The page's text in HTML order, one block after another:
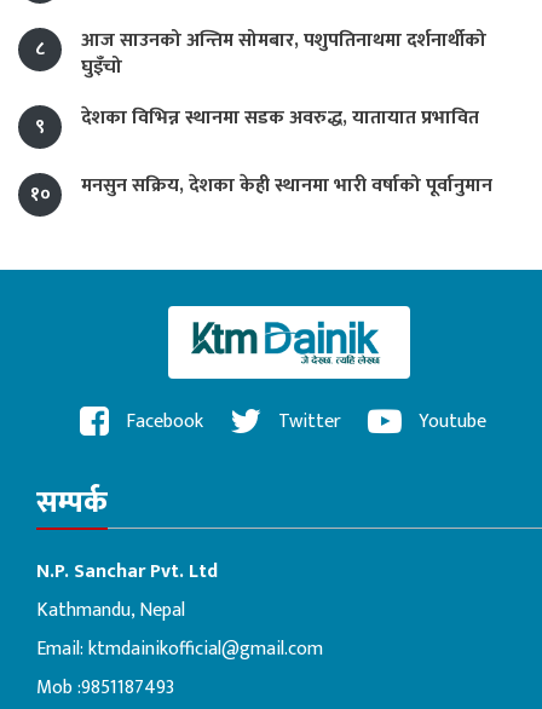
८
आज साउनको अन्तिम सोमबार, पशुपतिनाथमा दर्शनार्थीको
घुइँचो
९
देशका विभिन्न स्थानमा सडक अवरुद्ध, यातायात प्रभावित
१० मनसुन सक्रिय, देशका केही स्थानमा भारी वर्षाको पूर्वानुमान
Facebook Twitter Youtube
सम्पर्क
N.P. Sanchar Pvt. Ltd
Kathmandu, Nepal
Email:ktmdainikofficial@gmail.com
Mob :9851187493